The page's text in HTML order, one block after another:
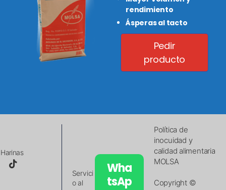
rendimiento
Ásperas al tacto
Pedir
producto
Servici
o al
Wha
tsAp
Política de
inocuidad y
calidad alimentaria
MOLSA
Copyright ©